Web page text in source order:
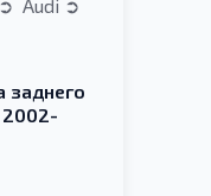
Audi
заднего
2002-